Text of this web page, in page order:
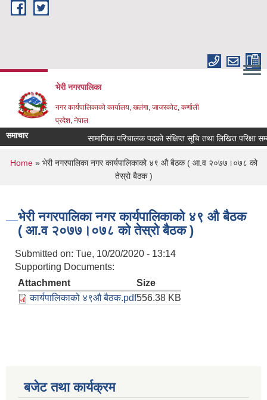
Skip to main content
भेरी नगरपालिका
नगर कार्यपालिकाको कार्यालय, खलंगा, जाजरकोट, कर्णाली
प्रदेश, नेपाल
समाचार सामाजिक परिचालक पदको संक्षिप्त सूचि तथा लिखित परिक्षा
You are here
Home» भेरी नगरपालिका नगर कार्यपालिकाको ४९ औ बैठक ( आ.व २०७७।०७८ को
तेस्रो बैठक )
भेरी नगरपालिका नगर कार्यपालिकाको ४९ औ बैठक
( आ.व २०७७।०७८ को तेस्रो बैठक )
Submitted on: Tue, 10/20/2020 - 13:14
Supporting Documents:
Attachment
Size
कार्यपालिकाको ४९औ बैठक.pdf556.38 KB
बजेट तथा कार्यक्रम